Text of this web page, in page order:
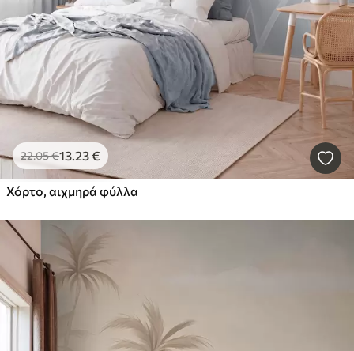
22.05€13 .23€
Χόρτο, αιχμηρά φύλλα